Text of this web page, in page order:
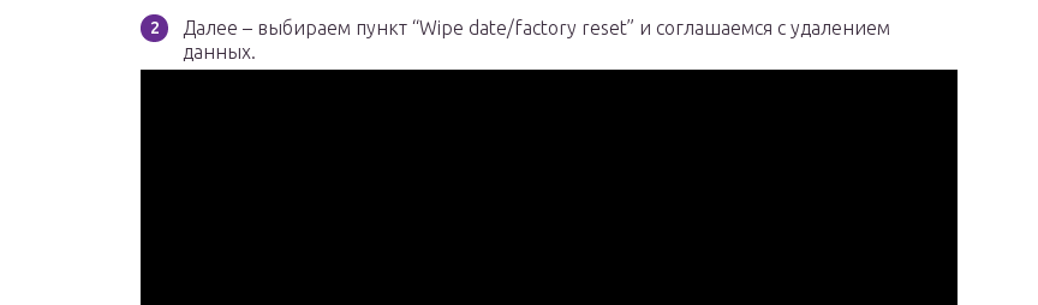
Далее – выбираем пункт “Wipe date/factory reset” и соглашаемся с удалением
данных.